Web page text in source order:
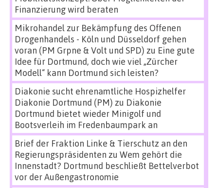
Finanzierung wird beraten
Mikrohandel zur Bekämpfung des Offenen
Drogenhandels - Köln und Düsseldorf gehen
voran (PM Grpne & Volt und SPD) zu Eine gute
Idee für Dortmund, doch wie viel „Zürcher
Modell“ kann Dortmund sich leisten?
Diakonie sucht ehrenamtliche Hospizhelfer
Diakonie Dortmund (PM) zu Diakonie
Dortmund bietet wieder Minigolf und
Bootsverleih im Fredenbaumpark an
Brief der Fraktion Linke & Tierschutz an den
Regierungspräsidenten zu Wem gehört die
Innenstadt? Dortmund beschließt Bettelverbot
vor der Außengastronomie